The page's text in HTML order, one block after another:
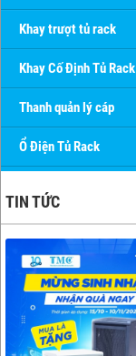
Khay trượt tủ rack
Khay Cố Định Tủ Rack
Thanh quản lý cáp
Ổ Điện Tủ Rack
TIN TỨC